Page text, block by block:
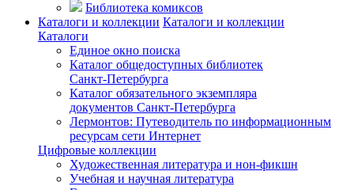
Библиотека комиксов
Каталоги и коллекции Каталоги и коллекции
Каталоги
Единое окно поиска
Каталог общедоступных библиотек
Санкт-Петербурга
Каталог обязательного экземпляра
документов Санкт-Петербурга
Лермонтов: Путеводитель по информационным
ресурсам сети Интернет
Цифровые коллекции
Художественная литература и нон-фикшн
Учебная и научная литература